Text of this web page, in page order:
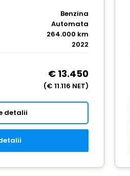
Benzina
Automata
264.000 km
2022
€ 13.450
(€ 11.116 NET)
detalii